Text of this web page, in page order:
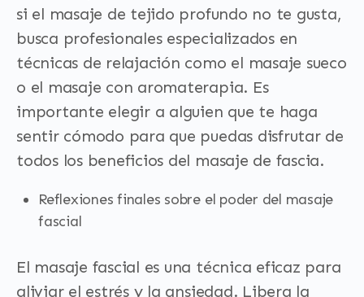
si el masaje de tejido profundo no te gusta,
busca profesionales especializados en
técnicas de relajación como el masaje sueco
o el masaje con aromaterapia. Es
importante elegir a alguien que te haga
sentir cómodo para que puedas disfrutar de
todos los beneficios del masaje de fascia.
Reflexiones finales sobre el poder del masaje
fascial
El masaje fascial es una técnica eficaz para
aliviar el estrés y la ansiedad. Libera la